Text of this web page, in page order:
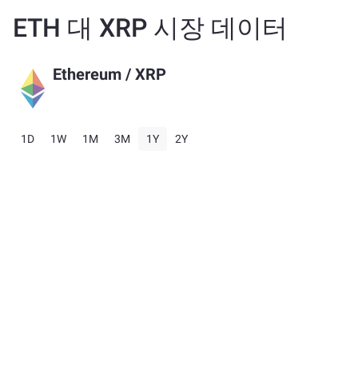
ETH 대 XRP 시장 데이터
Ethereum / XRP
1D 1W 1M 3M 1Y 2Y